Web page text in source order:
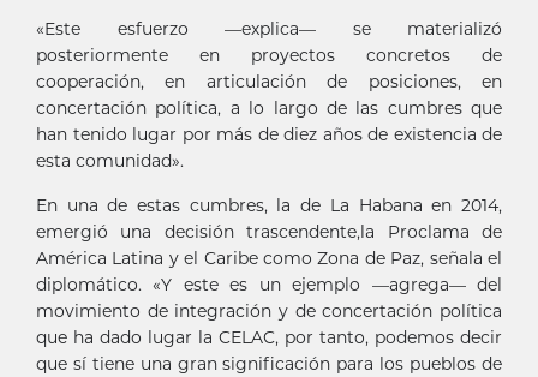
«Este esfuerzo —explica— se materializó
posteriormente en proyectos concretos de
cooperación, en articulación de posiciones, en
concertación política, a lo largo de las cumbres que
han tenido lugar por más de diez años de existencia de
esta comunidad».
En una de estas cumbres, la de La Habana en 2014,
emergió una decisión trascendente,la Proclama de
América Latina y el Caribe como Zona de Paz, señala el
diplomático. «Y este es un ejemplo —agrega— del
movimiento de integración y de concertación política
que ha dado lugar la CELAC, por tanto, podemos decir
que sí tiene una gran significación para los pueblos de